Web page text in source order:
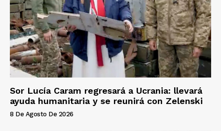
Sor Lucía Caram regresará a Ucrania: llevará
ayuda humanitaria y se reunirá con Zelenski
8 De Agosto De 2026